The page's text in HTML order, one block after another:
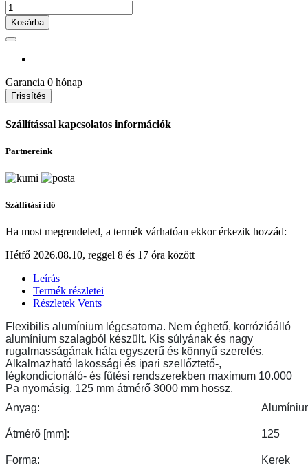
Kosárba
Garancia 0 hónap
Szállítással kapcsolatos információk
Partnereink
Szállítási idő
Ha most megrendeled, a termék várhatóan ekkor érkezik hozzád:
Hétfő 2026.08.10, reggel 8 és 17 óra között
Leírás
Termék részletei
Részletek Vents
Flexibilis alumínium légcsatorna. Nem éghető, korrózióálló
alumínium szalagból készült. Kis súlyának és nagy
rugalmasságának hála egyszerű és könnyű szerelés.
Alkalmazható lakossági és ipari szellőztető-,
légkondicionáló- és fűtési rendszerekben maximum 10.000
Pa nyomásig. 125 mm átmérő 3000 mm hossz.
Anyag:
Átmérő [mm]: 125
Forma: Kerek